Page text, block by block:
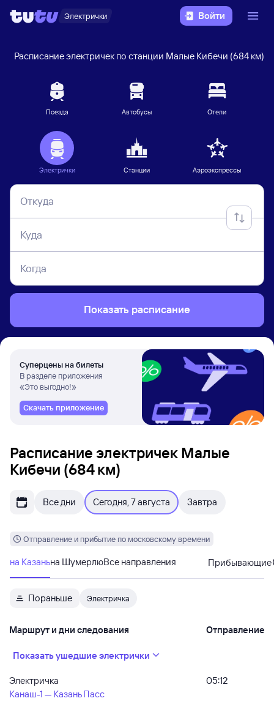
Электрички Войти
Расписание электричек по станции Малые Кибечи (684 км)
Поезда Автобусы Отели
Электрички Станции Аэроэкспрессы
Откуда
Куда
Когда
Показать расписание
Суперцены на билеты
В разделе приложения
«Это выгодно!»
Скачать приложение
Расписание электричек Малые
Кибечи (684 км)
Все дни Сегодня, 7 августа Завтра
Отправление и прибытие по московскому времени
на Казаньна ШумерлюВсе направления Прибывающие
Пораньше Электричка
Маршрут и дни следования Отправление
Показать ушедшие электрички
Электричка
Канаш-1 — Казань Пасс
05:12